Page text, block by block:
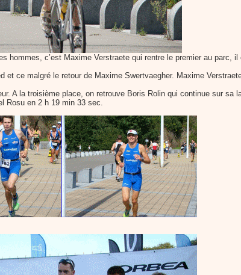
hommes, c’est Maxime Verstraete qui rentre le premier au parc,
ce malgré le retour de Maxime Swertvaegher. Maxime
A la troisième place, on retrouve Boris Rolin qui continue sur sa
Rosu en 2 h 19 min 33 sec.